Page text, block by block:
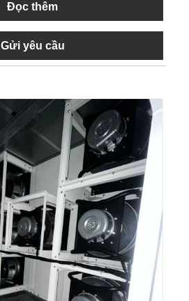
Đọc thêm
Gửi yêu cầu